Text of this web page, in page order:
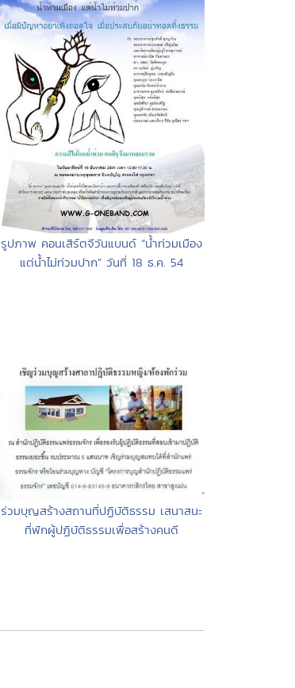
รูปภาพ คอนเสิร์ตจีวันแบนด์ “น้ำท่วมเมือง
แต่น้ำไม่ท่วมปาก” วันที่ 18 ธ.ค. 54
ร่วมบุญสร้างสถานที่ปฏิบัติธรรม เสนาสนะ
ที่พักผู้ปฏิบัติธรรมเพื่อสร้างคนดี